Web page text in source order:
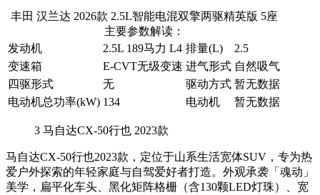
丰田 汉兰达 2026款 2.5L智能电混双擎两驱精英版 5座
主要参数解读：
发动机
2.5L 189马力 L4 排量(L)
2.5
变速箱
E-CVT无级变速 进气形式 自然吸气
四驱形式
无 驱动方式 暂无数据
电动机总功率(kW) 134 电动机 暂无数据
3 马自达CX-50行也 2023款
马自达CX-50行也2023款，定位于山系生活宽体SUV，专为热
爱户外探索的年轻家庭与自驾爱好者打造。外观承袭「魂动」
美学，扁平化车头、黑化矩阵格栅（含130颗LED灯珠）、宽